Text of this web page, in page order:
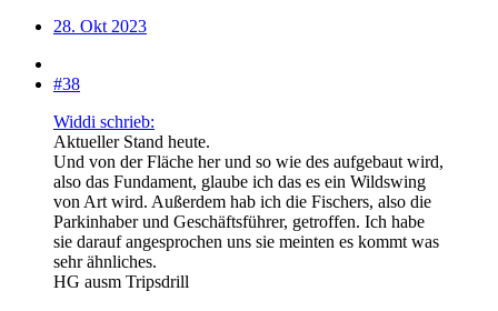
28. Okt 2023
#38
Widdi schrieb:
Aktueller Stand heute.
Und von der Fläche her und so wie des aufgebaut wird,
also das Fundament, glaube ich das es ein Wildswing
von Art wird. Außerdem hab ich die Fischers, also die
Parkinhaber und Geschäftsführer, getroffen. Ich habe
sie darauf angesprochen uns sie meinten es kommt was
sehr ähnliches.
HG ausm Tripsdrill